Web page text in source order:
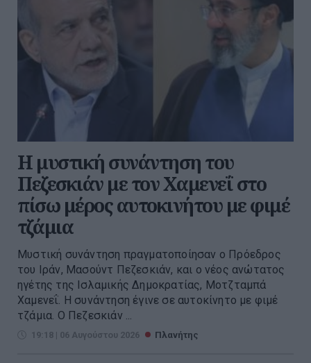
Η μυστική συνάντηση του
Πεζεσκιάν με τον Χαμενεΐ στο
πίσω μέρος αυτοκινήτου με φιμέ
τζάμια
Μυστική συνάντηση πραγματοποίησαν ο Πρόεδρος
του Ιράν, Μασούντ Πεζεσκιάν, και ο νέος ανώτατος
ηγέτης της Ισλαμικής Δημοκρατίας, Μοτζταμπά
Χαμενεΐ. Η συνάντηση έγινε σε αυτοκίνητο με φιμέ
τζάμια. Ο Πεζεσκιάν ...
19:18 | 06 Αυγούστου 2026 Πλανήτης